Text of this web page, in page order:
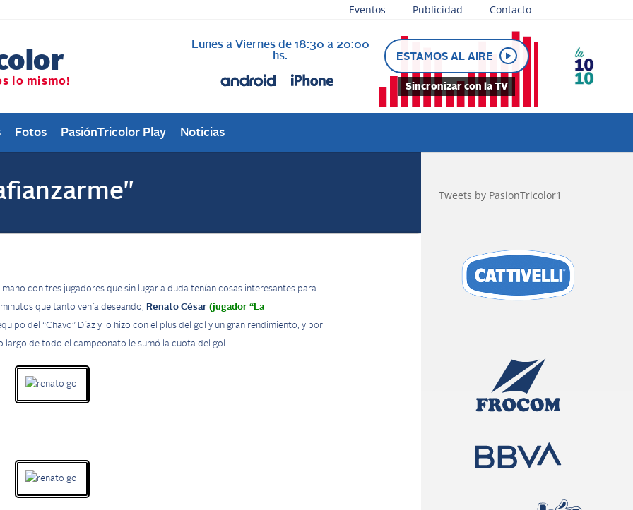
Eventos Publicidad Contacto
Lunes a Viernes de 18:30 a 20:00
hs.
AL AIRE cada vez que juega
Nacional
ESTAMOS AL AIRE
Sincronizar con la TV
Fotos PasiónTricolor Play Noticias
con tres jugadores que sin lugar a duda tenían cosas interesantes para
que tanto venía deseando, Renato César (jugador “La
del “Chavo” Díaz y lo hizo con el plus del gol y un gran rendimiento, y por
largo de todo el campeonato le sumó la cuota del gol.
Tweets by PasionTricolor1